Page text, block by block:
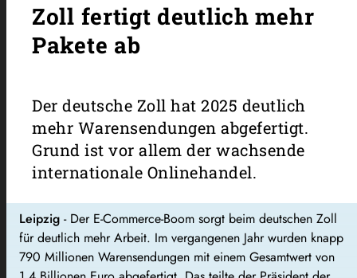
Zoll fertigt deutlich mehr
Pakete ab
Der deutsche Zoll hat 2025 deutlich
mehr Warensendungen abgefertigt.
Grund ist vor allem der wachsende
internationale Onlinehandel.
Leipzig - Der E-Commerce-Boom sorgt beim deutschen Zoll
für deutlich mehr Arbeit. Im vergangenen Jahr wurden knapp
790 Millionen Warensendungen mit einem Gesamtwert von